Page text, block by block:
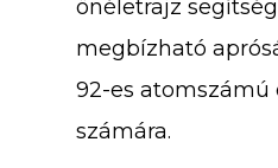
önéletrajz
megbízható
92-es atomszámú
számára.